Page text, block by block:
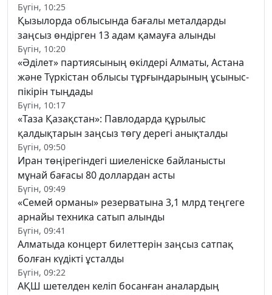
Бүгін, 10:25
Қызылорда облысында бағалы металдарды
заңсыз өндірген 13 адам қамауға алынды
Бүгін, 10:20
«Әділет» партиясының өкілдері Алматы, Астана
және Түркістан облысы тұрғындарының ұсыныс-
пікірін тыңдады
Бүгін, 10:17
«Таза Қазақстан»: Павлодарда құрылыс
қалдықтарын заңсыз төгу дерегі анықталды
Бүгін, 09:50
Иран төңірегіндегі шиеленіске байланысты
мұнай бағасы 80 доллардан асты
Бүгін, 09:49
«Семей орманы» резерватына 3,1 млрд теңгеге
арнайы техника сатып алынды
Бүгін, 09:41
Алматыда концерт билеттерін заңсыз сатпақ
болған күдікті ұсталды
Бүгін, 09:22
АҚШ шетелден келіп босанған аналардың